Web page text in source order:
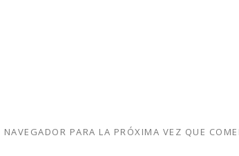
PARA LA PRÓXIMA VEZ QUE